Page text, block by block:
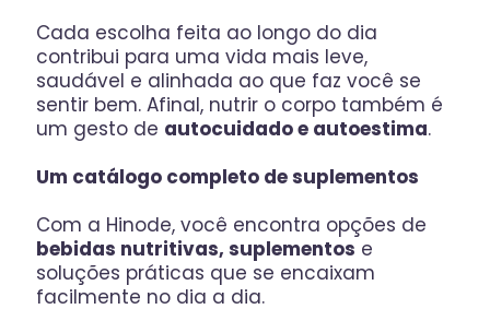
Cada escolha feita ao longo do dia
contribui para uma vida mais leve,
saudável e alinhada ao que faz você se
sentir bem. Afinal, nutrir o corpo também é
um gesto de autocuidado e autoestima.
Um catálogo completo de suplementos
Com a Hinode, você encontra opções de
bebidas nutritivas, suplementos e
soluções práticas que se encaixam
facilmente no dia a dia.